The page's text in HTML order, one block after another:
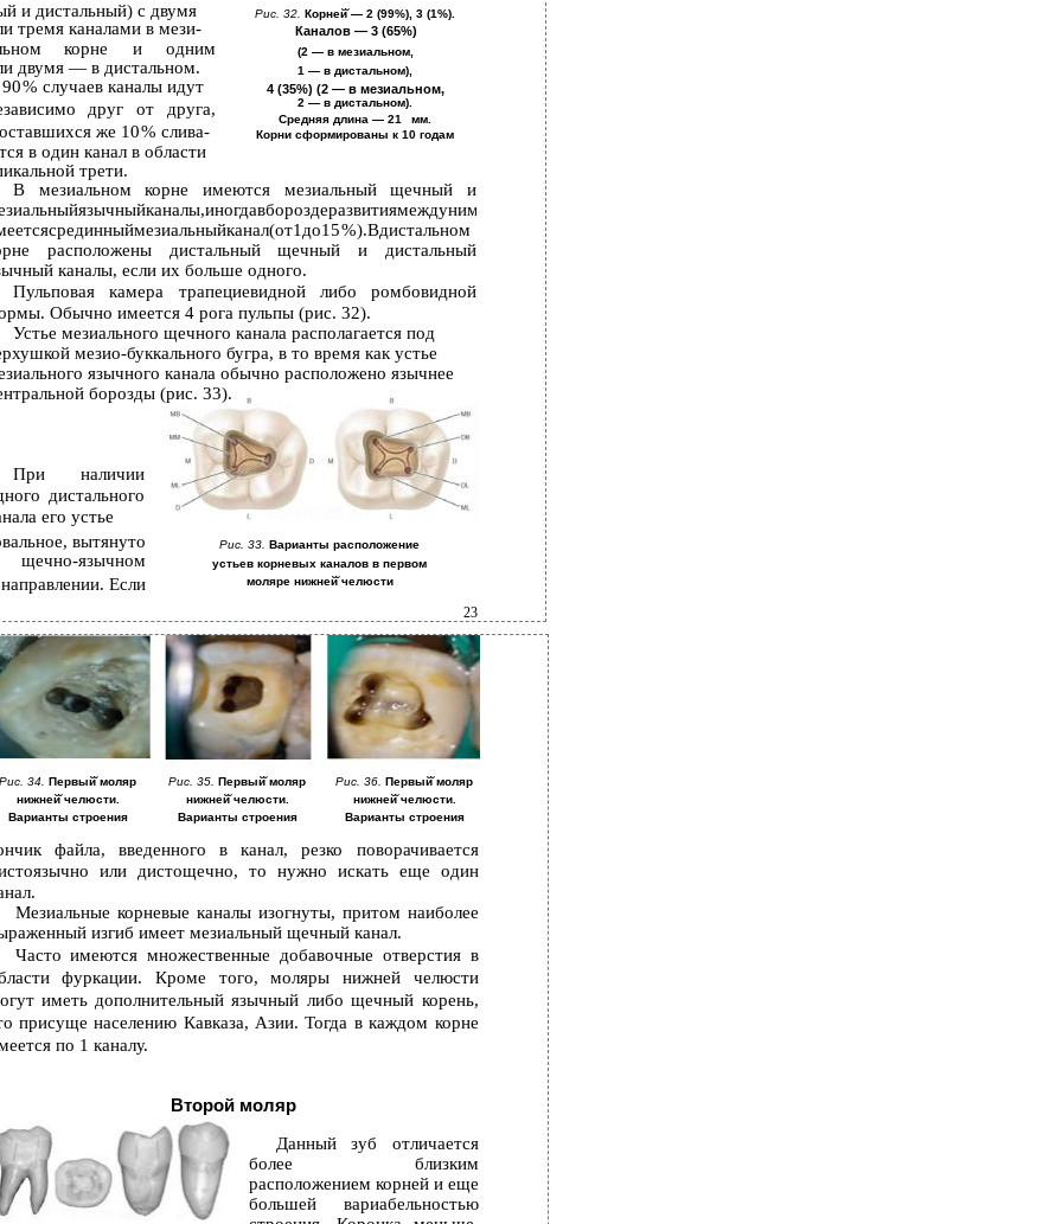
и дистальный) с двумя
Рис. 32. Корней̆ — 2 (99%), 3 (1%).
тремя каналами в мези- Каналов — 3 (65%)
корне и одним (2 — в мезиальном,
двумя — в дистальном. 1 — в дистальном),
% случаев каналы идут 4 (35%) (2 — в мезиальном,
друг от друга,
2 — в дистальном).
Средняя длина — 21 мм.
же 10 % слива- Корни сформированы к 10 годам
в один канал в области
трети.
В мезиальном корне имеются мезиальный щечный и
%).Вдистальном
расположены дистальный щечный и дистальный
каналы, если их больше одного.
Пульповая камера трапециевидной либо ромбовидной
Обычно имеется 4 рога пульпы (рис. 32).
Устье мезиального щечного канала располагается под
мезио-буккального бугра, в то время как устье
язычного канала обычно расположено язычнее
борозды (рис. 33).
При наличии
дистального
его устье
вытянуто
Рис. 33. Варианты расположение
щечно-язычном устьев корневых каналов в первом
направлении. Если моляре нижней̆ челюсти
23
Рис. 34. Первый̆ моляр Рис. 35. Первый̆ моляр Рис. 36. Первый̆ моляр
нижней̆ челюсти.
нижней̆ челюсти.
нижней̆ челюсти.
Варианты строения
Варианты строения Варианты строения
файла, введенного в канал, резко поворачивается
или дистощечно, то нужно искать еще один
Мезиальные корневые каналы изогнуты, притом наиболее
изгиб имеет мезиальный щечный канал.
Часто имеются множественные добавочные отверстия в
фуркации. Кроме того, моляры нижней челюсти
иметь дополнительный язычный либо щечный корень,
присуще населению Кавказа, Азии. Тогда в каждом корне
по 1 каналу.
Второй моляр
Данный зуб отличается
более близким
расположением корней и еще
большей вариабельностью